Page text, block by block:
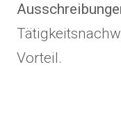
Vorteil.